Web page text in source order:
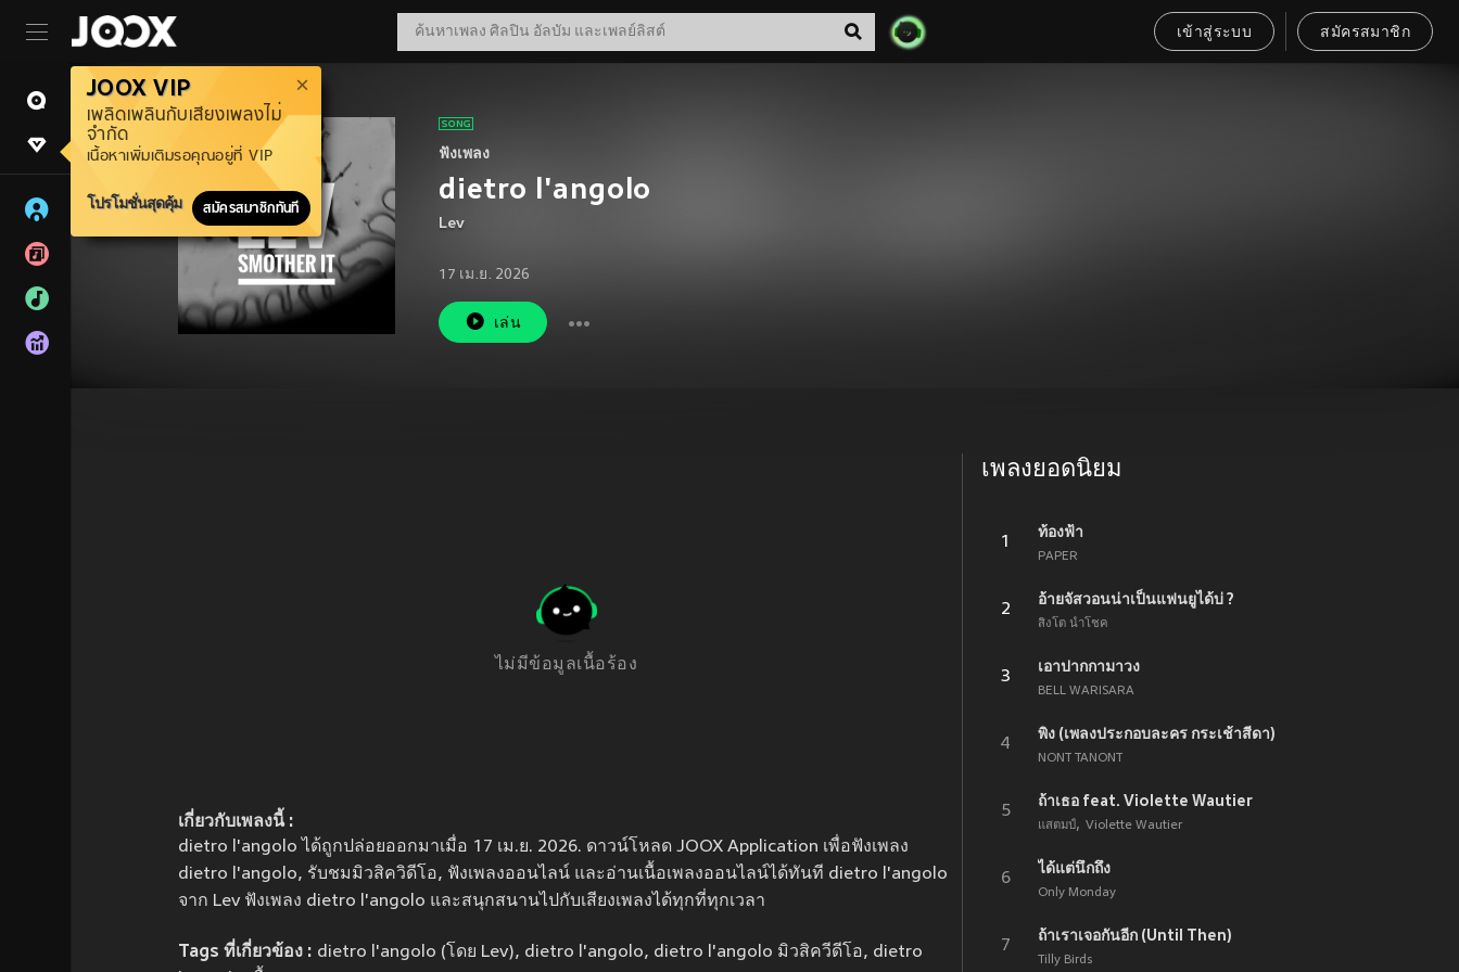
เข้าสู่ระบบ สมัครสมาชิก
JOOX VIP
เพลิดเพลินกับเสียงเพลงไม่
จำกัด
เนื้อหาเพิ่มเติมรอคุณอยู่ที่ VIP
โปรโมชั่นสุดคุ้ม สมัครสมาชิกทันที
ฟังเพลง
dietro l'angolo
Lev
17 เม.ย. 2026
เล่น
ไม่มีข้อมูลเนื้อร้อง
เกี่ยวกับเพลงนี้ :
dietro l'angolo ได้ถูกปล่อยออกมาเมื่อ 17 เม.ย. 2026. ดาวน์โหลด JOOX Application เพื่อฟังเพลง
dietro l'angolo, รับชมมิวสิควิดีโอ, ฟังเพลงออนไลน์ และอ่านเนื้อเพลงออนไลน์ได้ทันที dietro l'angolo
จาก Lev ฟังเพลง dietro l'angolo และสนุกสนานไปกับเสียงเพลงได้ทุกที่ทุกเวลา
Tags ที่เกี่ยวข้อง : dietro l'angolo (โดย Lev), dietro l'angolo, dietro l'angolo มิวสิควีดีโอ, dietro
เพลงยอดนิยม
1
ท้องฟ้า
PAPER
2
อ้ายจัสวอนน่าเป็นแฟนยูได้บ่ ?
สิงโต นำโชค
3
เอาปากกามาวง
BELL WARISARA
4
พิง (เพลงประกอบละคร กระเช้าสีดา)
NONT TANONT
5
ถ้าเธอ feat. Violette Wautier
แสตมป์ Violette Wautier
6
ได้แต่นึกถึง
Only Monday
7
ถ้าเราเจอกันอีก (Until Then)
Tilly Birds